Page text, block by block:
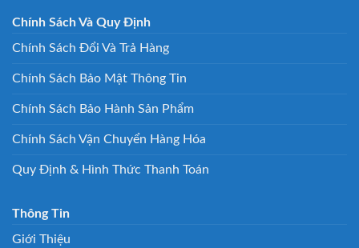
Chính Sách Và Quy Định
Chính Sách Đổi Và Trả Hàng
Chính Sách Bảo Mật Thông Tin
Chính Sách Bảo Hành Sản Phẩm
Chính Sách Vận Chuyển Hàng Hóa
Quy Định & Hình Thức Thanh Toán
Thông Tin
Giới Thiệu